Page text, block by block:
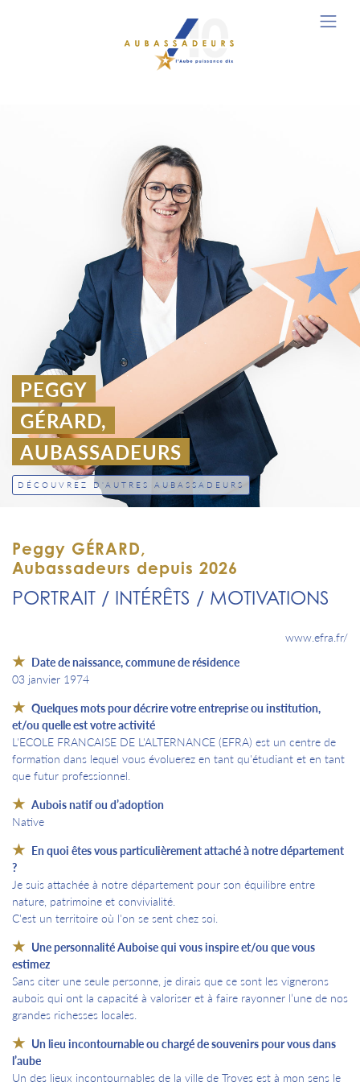
PEGGY
GÉRARD,
AUBASSADEURS
DÉCOUVREZ D'AUTRES AUBASSADEURS
Peggy GÉRARD,
Aubassadeurs depuis 2026
PORTRAIT / INTÉRÊTS / MOTIVATIONS
www.efra.fr/
Date de naissance, commune de résidence
03 janvier 1974
Quelques mots pour décrire votre entreprise ou institution,
et/ou quelle est votre activité
L'ECOLE FRANCAISE DE L'ALTERNANCE (EFRA) est un centre de
formation dans lequel vous évoluerez en tant qu'étudiant et en tant
que futur professionnel.
Aubois natif ou d’adoption
Native
En quoi êtes vous particulièrement attaché à notre département
?
Je suis attachée à notre département pour son équilibre entre
nature, patrimoine et convivialité.
C'est un territoire où l'on se sent chez soi.
Une personnalité Auboise qui vous inspire et/ou que vous
estimez
Sans citer une seule personne, je dirais que ce sont les vignerons
aubois qui ont la capacité à valoriser et à faire rayonner l’une de nos
grandes richesses locales.
Un lieu incontournable ou chargé de souvenirs pour vous dans
l’aube
Un des lieux incontournables de la ville de Troyes est à mon sens le